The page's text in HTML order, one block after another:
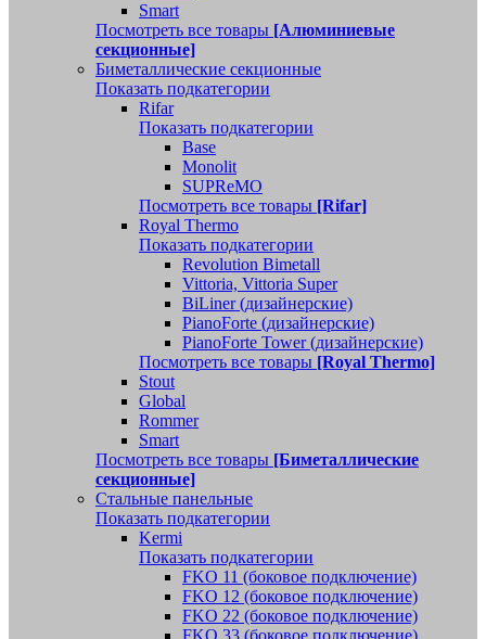
Smart
Посмотреть все товары [Алюминиевые
секционные]
Биметаллические секционные
Показать подкатегории
Rifar
Показать подкатегории
Base
Monolit
SUPReMO
Посмотреть все товары [Rifar]
Royal Thermo
Показать подкатегории
Revolution Bimetall
Vittoria, Vittoria Super
BiLiner (дизайнерские)
PianoForte (дизайнерские)
PianoForte Tower (дизайнерские)
Посмотреть все товары [Royal Thermo]
Stout
Global
Rommer
Smart
Посмотреть все товары [Биметаллические
секционные]
Стальные панельные
Показать подкатегории
Kermi
Показать подкатегории
FKO 11 (боковое подключение)
FKO 12 (боковое подключение)
FKO 22 (боковое подключение)
FKO 33 (боковое подключение)